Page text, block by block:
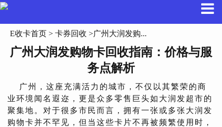
E收卡首页 > 卡券回收 >广州大润发购...
广州大润发购物卡回收指南：价格与服
务点解析
广州，这座充满活力的城市，不仅以其繁荣的商
业环境闻名遐迩，更是众多零售巨头如大润发超市的
聚集地。对于很多市民而言，拥有一张或多张大润发
购物卡并不罕见，但当这些卡片不再被频繁使用时，